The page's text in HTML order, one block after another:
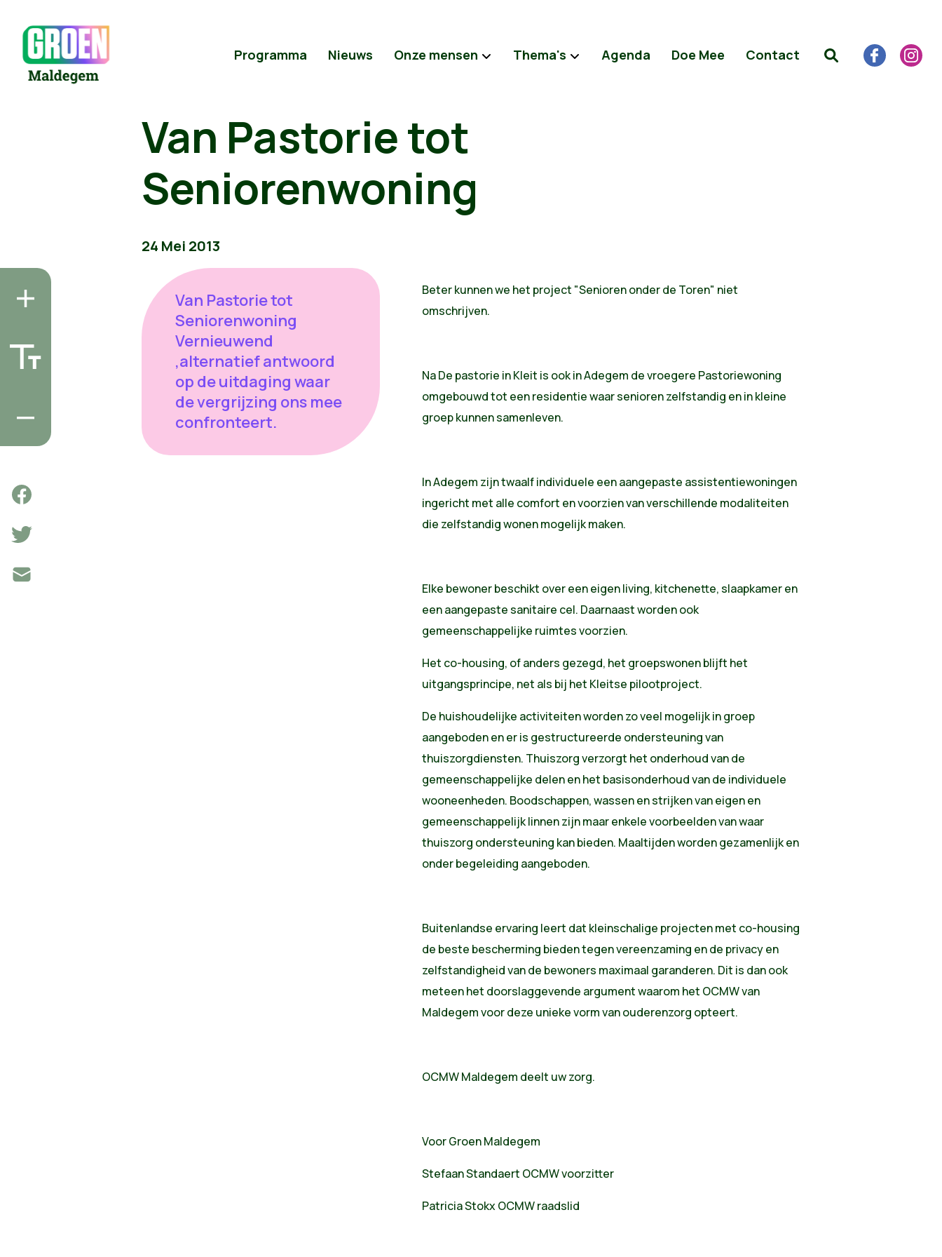
Programma Nieuws Onze mensen Thema's Agenda Doe Mee Contact
Van Pastorie tot
Seniorenwoning
24 Mei 2013
Van Pastorie tot
Seniorenwoning
Vernieuwend
,alternatief antwoord
op de uitdaging waar
de vergrijzing ons mee
confronteert.
Beter kunnen we het project "Senioren onder de Toren" niet
omschrijven.
Na De pastorie in Kleit is ook in Adegem de vroegere Pastoriewoning
omgebouwd tot een residentie waar senioren zelfstandig en in kleine
groep kunnen samenleven.
In Adegem zijn twaalf individuele een aangepaste assistentiewoningen
ingericht met alle comfort en voorzien van verschillende modaliteiten
die zelfstandig wonen mogelijk maken.
Elke bewoner beschikt over een eigen living, kitchenette, slaapkamer en
een aangepaste sanitaire cel. Daarnaast worden ook
gemeenschappelijke ruimtes voorzien.
Het co-housing, of anders gezegd, het groepswonen blijft het
uitgangsprincipe, net als bij het Kleitse pilootproject.
De huishoudelijke activiteiten worden zo veel mogelijk in groep
aangeboden en er is gestructureerde ondersteuning van
thuiszorgdiensten. Thuiszorg verzorgt het onderhoud van de
gemeenschappelijke delen en het basisonderhoud van de individuele
wooneenheden. Boodschappen, wassen en strijken van eigen en
gemeenschappelijk linnen zijn maar enkele voorbeelden van waar
thuiszorg ondersteuning kan bieden. Maaltijden worden gezamenlijk en
onder begeleiding aangeboden.
Buitenlandse ervaring leert dat kleinschalige projecten met co-housing
de beste bescherming bieden tegen vereenzaming en de privacy en
zelfstandigheid van de bewoners maximaal garanderen. Dit is dan ook
meteen het doorslaggevende argument waarom het OCMW van
Maldegem voor deze unieke vorm van ouderenzorg opteert.
OCMW Maldegem deelt uw zorg.
Voor Groen Maldegem
Stefaan Standaert OCMW voorzitter
Patricia Stokx OCMW raadslid